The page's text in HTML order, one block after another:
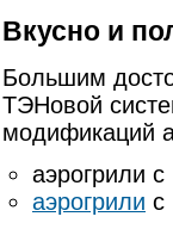
Вкусно и
Большим
ТЭНовой
модификаций
аэрогрили
аэрогрили с